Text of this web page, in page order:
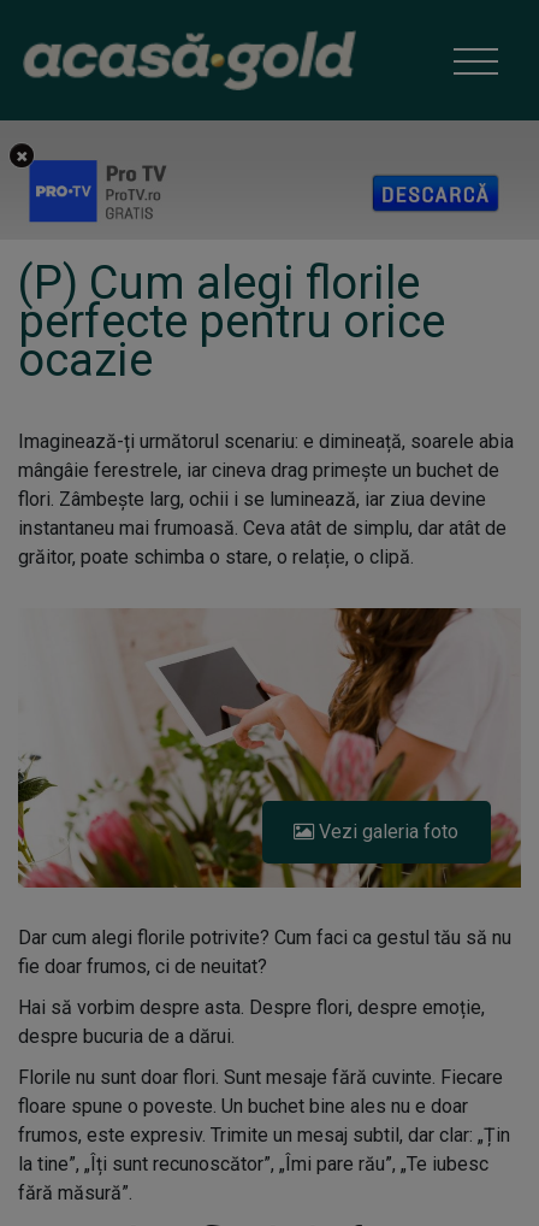
(P) Cum alegi florile
perfecte pentru orice
ocazie
Imaginează-ți următorul scenariu: e dimineață, soarele abia
mângâie ferestrele, iar cineva drag primește un buchet de
flori. Zâmbește larg, ochii i se luminează, iar ziua devine
instantaneu mai frumoasă. Ceva atât de simplu, dar atât de
grăitor, poate schimba o stare, o relație, o clipă.
Vezi galeria foto
Dar cum alegi florile potrivite? Cum faci ca gestul tău să nu
fie doar frumos, ci de neuitat?
Hai să vorbim despre asta. Despre flori, despre emoție,
despre bucuria de a dărui.
Florile nu sunt doar flori. Sunt mesaje fără cuvinte. Fiecare
floare spune o poveste. Un buchet bine ales nu e doar
frumos, este expresiv. Trimite un mesaj subtil, dar clar: „Țin
la tine”, „Îți sunt recunoscător”, „Îmi pare rău”, „Te iubesc
fără măsură”.